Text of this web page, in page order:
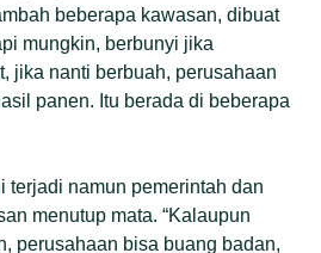
beberapa kawasan, dibuat
mungkin, berbunyi jika
jika nanti berbuah, perusahaan
panen. Itu berada di beberapa
terjadi namun pemerintah dan
menutup mata. “Kalaupun
perusahaan bisa buang badan,